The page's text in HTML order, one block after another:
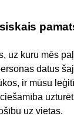
uz kuru mēs
datus
ir mūsu
uz vietas.